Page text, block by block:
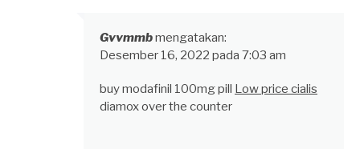
Gvvmmbmengatakan:
Desember 16, 2022 pada 7:03 am
buy modafinil 100mg pill Low price cialis
diamox over the counter